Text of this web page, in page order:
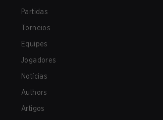
Partidas
Torneios
Equipes
Jogadores
Notícias
Authors
Artigos